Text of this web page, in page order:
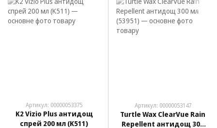
Артикул: 00000053375
K2 Vizio Plus антидощ
спрей 200 мл (K511)
Артикул: 00000053147
Turtle Wax ClearVue Rain
Repellent антидощ 300